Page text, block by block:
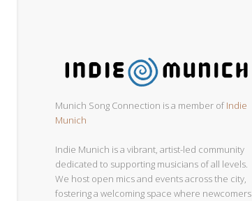
Munich Song Connection is a member ofIndie
Munich
Indie Munich is a vibrant, artist-led community
dedicated to supporting musicians of all levels.
We host open mics and events across the city,
fostering a welcoming space where newcomers